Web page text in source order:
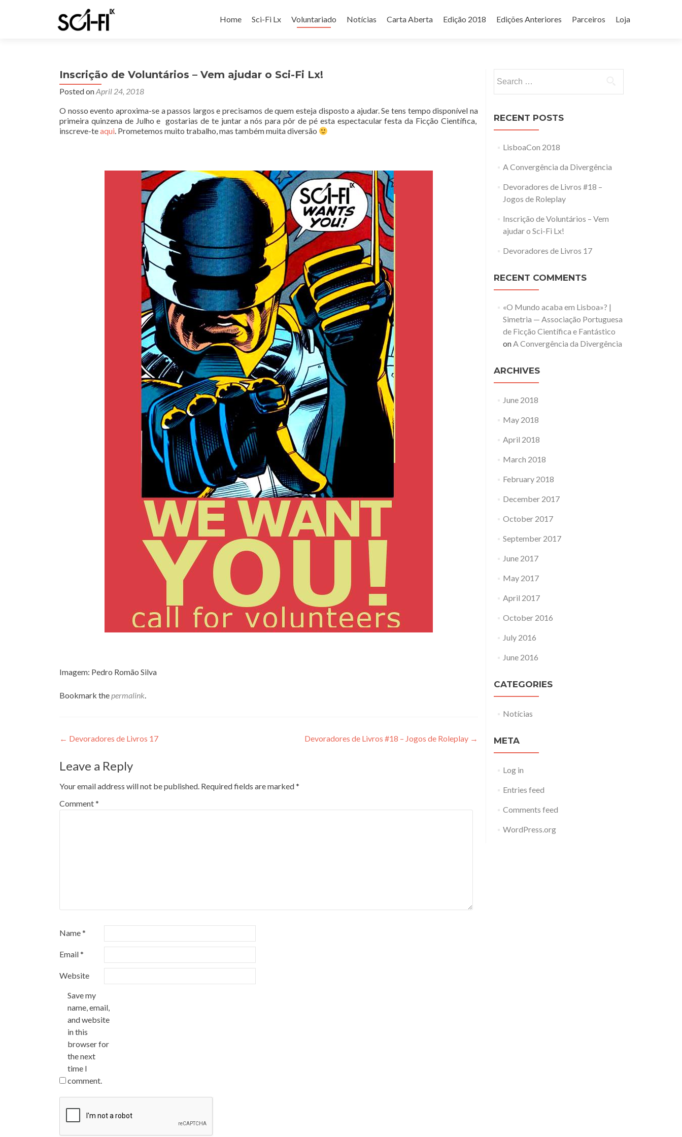
to
Home Sci-Fi Lx Voluntariado Notícias Carta Aberta Edição 2018 Edições Anteriores Parceiros Loja
Inscrição de Voluntários – Vem ajudar o Sci-Fi Lx!
Posted onApril 24, 2018
O nosso evento aproxima-se a passos largos e precisamos de quem esteja disposto a ajudar. Se tens tempo disponível na
primeira quinzena de Julho e gostarias de te juntar a nós para pôr de pé esta espectacular festa da Ficção Científica,
inscreve-teaqui. Prometemos muito trabalho, mas também muita diversão
Imagem: Pedro Romão Silva
Bookmark thepermalink.
Post
navigation
← Devoradores de Livros 17 Devoradores de Livros #18 – Jogos de Roleplay →
Leave a Reply
Your email address will not be published. Required fields are marked*
Comment*
Name*
Email*
Website
Save my
name, email,
and website
in this
browser for
the next
time I
comment.
for:
RECENT POSTS
LisboaCon 2018
A Convergência da Divergência
Devoradores de Livros #18 –
Jogos de Roleplay
Inscrição de Voluntários – Vem
ajudar o Sci-Fi Lx!
Devoradores de Livros 17
RECENT COMMENTS
«O Mundo acaba em Lisboa»? |
Simetria — Associação Portuguesa
de Ficção Científica e Fantástico
onA Convergência da Divergência
ARCHIVES
June 2018
May 2018
April 2018
March 2018
February 2018
December 2017
October 2017
September 2017
June 2017
May 2017
April 2017
October 2016
July 2016
June 2016
CATEGORIES
Notícias
META
Log in
Entries feed
Comments feed
WordPress.org